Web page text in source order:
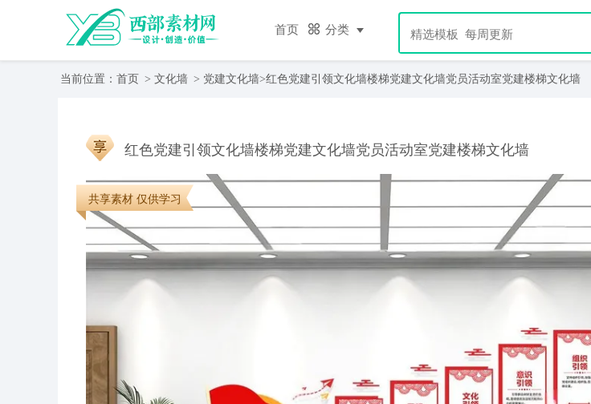
首页 分类
当前位置： 首页 > 文化墙 > 党建文化墙>红色党建引领文化墙楼梯党建文化墙党员活动室党建楼梯文化墙
红色党建引领文化墙楼梯党建文化墙党员活动室党建楼梯文化墙
共享素材 仅供学习